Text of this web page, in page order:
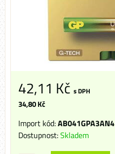
42,11 Kč s DPH
34,80 Kč
Import kód:AB041GPA3AN4
Dostupnost:Skladem